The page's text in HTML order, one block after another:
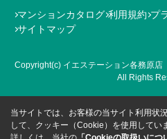
マンションカタログ 利用規約 プ
サイトマップ
Copyright(c) イエステーション
All Rights
当サイトでは、お客様の当サイト利用状
して、クッキー（Cookie）を使用してい